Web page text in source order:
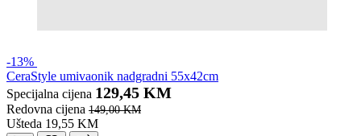
-13%
CeraStyle umivaonik nadgradni 55x42cm
Specijalna cijena 129,45 KM
Redovna cijena 149,00 KM
Ušteda 19,55 KM